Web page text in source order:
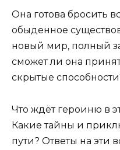
Она готова бросить
обыденное
новый мир, полный
сможет ли она
скрытые
Что ждёт героиню в
Какие тайны и
пути? Ответы на эти